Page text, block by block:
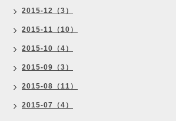
2015-12（3）
2015-11（10）
2015-10（4）
2015-09（3）
2015-08（11）
2015-07（4）